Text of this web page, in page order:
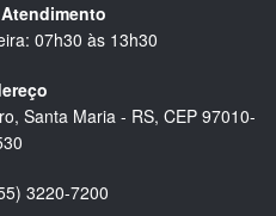
07h30 às 13h30
Santa Maria - RS, CEP 97010-
3220-7200